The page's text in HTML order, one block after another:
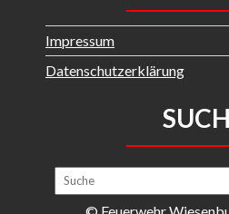
Impressum
Datenschutzerklärung
© Feuerwehr